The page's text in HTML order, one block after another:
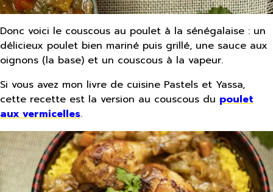
Donc voici le couscous au poulet à la sénégalaise : un
délicieux poulet bien mariné puis grillé, une sauce aux
oignons (la base) et un couscous à la vapeur.
Si vous avez mon livre de cuisine Pastels et Yassa,
cette recette est la version au couscous du poulet
aux vermicelles.